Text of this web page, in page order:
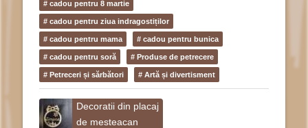
# cadou pentru 8 martie
# cadou pentru ziua indragostiților
# cadou pentru mama # cadou pentru bunica
# cadou pentru soră # Produse de petrecere
# Petreceri și sărbători # Artă și divertisment
Decoratii din placaj
de mesteacan